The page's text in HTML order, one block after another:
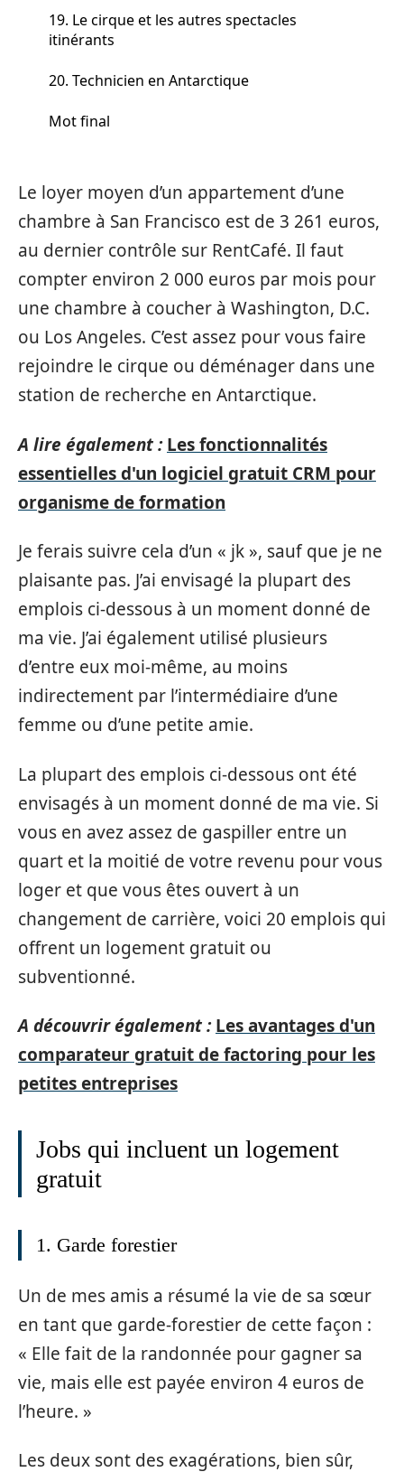
19. Le cirque et les autres spectacles
itinérants
20. Technicien en Antarctique
Mot final
Le loyer moyen d’un appartement d’une
chambre à San Francisco est de 3 261 euros,
au dernier contrôle sur RentCafé. Il faut
compter environ 2 000 euros par mois pour
une chambre à coucher à Washington, D.C.
ou Los Angeles. C’est assez pour vous faire
rejoindre le cirque ou déménager dans une
station de recherche en Antarctique.
A lire également : Les fonctionnalités
essentielles d'un logiciel gratuit CRM pour
organisme de formation
Je ferais suivre cela d’un « jk », sauf que je ne
plaisante pas. J’ai envisagé la plupart des
emplois ci-dessous à un moment donné de
ma vie. J’ai également utilisé plusieurs
d’entre eux moi-même, au moins
indirectement par l’intermédiaire d’une
femme ou d’une petite amie.
La plupart des emplois ci-dessous ont été
envisagés à un moment donné de ma vie. Si
vous en avez assez de gaspiller entre un
quart et la moitié de votre revenu pour vous
loger et que vous êtes ouvert à un
changement de carrière, voici 20 emplois qui
offrent un logement gratuit ou
subventionné.
A découvrir également : Les avantages d'un
comparateur gratuit de factoring pour les
petites entreprises
Jobs qui incluent un logement
gratuit
1. Garde forestier
Un de mes amis a résumé la vie de sa sœur
en tant que garde-forestier de cette façon :
« Elle fait de la randonnée pour gagner sa
vie, mais elle est payée environ 4 euros de
l’heure. »
Les deux sont des exagérations, bien sûr,